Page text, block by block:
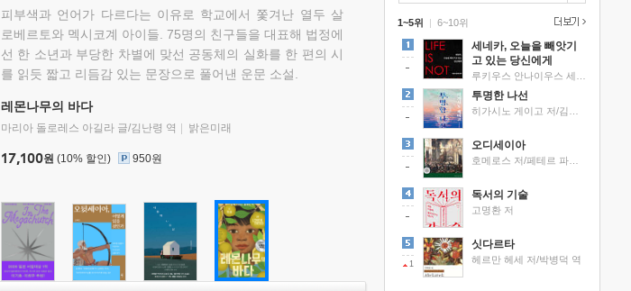
피부색과 언어가 다르다는 이유로 학교에서 쫓겨난 열두 살
로베르토와 멕시코계 아이들. 75명의 친구들을 대표해 법정에
선 한 소년과 부당한 차별에 맞선 공동체의 실화를 한 편의 시
를 읽듯 짧고 리듬감 있는 문장으로 풀어낸 운문 소설.
레몬나무의 바다
마리아 돌로레스 아길라 글/김난령 역 밝은미래
17,100원 (10% 할인) 950원
1~5위 |
세네카, 오늘을 빼앗기
고 있는 당신에게
투명한 나선
오디세이아
독서의 기술
고명환 저
1
싯다르타
헤르만 헤세 저/박병덕 역
6~10위